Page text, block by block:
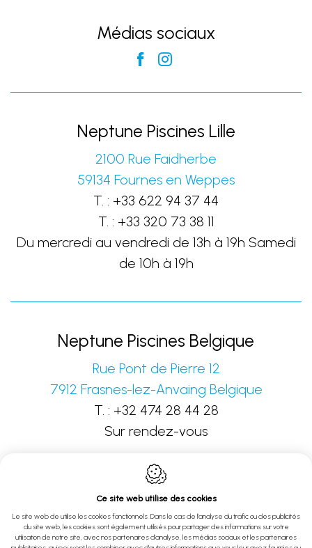
Médias sociaux
Neptune Piscines Lille
2100 Rue Faidherbe
59134 Fournes en Weppes
T. : +33 622 94 37 44
T. : +33 320 73 38 11
Du mercredi au vendredi de 13h à 19h Samedi
de 10h à 19h
Neptune Piscines Belgique
Rue Pont de Pierre 12
7912 Frasnes-lez-Anvaing Belgique
T. : +32 474 28 44 28
Sur rendez-vous
Webdesign by IDcreation 2022
Ce site web utilise des cookies
Le site web de utilise les cookies fonctionnels. Dans le cas de l'analyse du trafic ou des publicités
du site web, les cookies sont également utilisés pour partager des informations sur votre
utilisation de notre site, avec nos partenaires d'analyse, les médias sociaux et les partenaires